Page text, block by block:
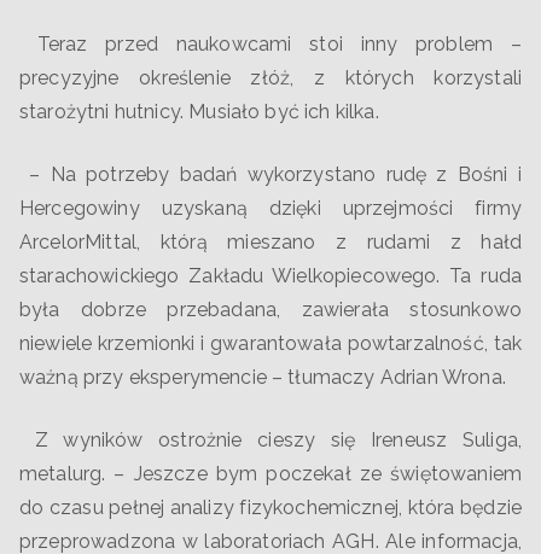
Teraz przed naukowcami stoi inny problem –
precyzyjne określenie złóż, z których korzystali
starożytni hutnicy. Musiało być ich kilka.
– Na potrzeby badań wykorzystano rudę z Bośni i
Hercegowiny uzyskaną dzięki uprzejmości firmy
ArcelorMittal, którą mieszano z rudami z hałd
starachowickiego Zakładu Wielkopiecowego. Ta ruda
była dobrze przebadana, zawierała stosunkowo
niewiele krzemionki i gwarantowała powtarzalność, tak
ważną przy eksperymencie – tłumaczy Adrian Wrona.
Z wyników ostrożnie cieszy się Ireneusz Suliga,
metalurg. – Jeszcze bym poczekał ze świętowaniem
do czasu pełnej analizy fizykochemicznej, która będzie
przeprowadzona w laboratoriach AGH. Ale informacja,